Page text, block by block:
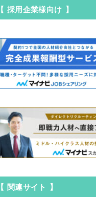
【 採用企業様向け 】
【 関連サイト 】